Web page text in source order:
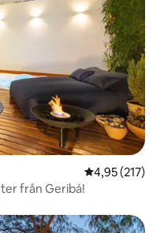
4,95 av 5 i
4,95 (217)
från Geribá!